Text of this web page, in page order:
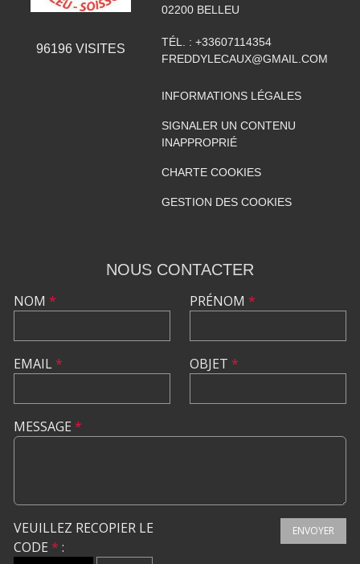
96196VISITES
02200 BELLEU
TÉL. : +33607114354
FREDDYLECAUX@GMAIL.COM
INFORMATIONS LÉGALES
SIGNALER UN CONTENU
INAPPROPRIÉ
CHARTE COOKIES
GESTION DES COOKIES
NOUS CONTACTER
NOM *
EMAIL*
PRÉNOM *
OBJET *
MESSAGE *
VEUILLEZ RECOPIER LE
CODE * :
ENVOYER